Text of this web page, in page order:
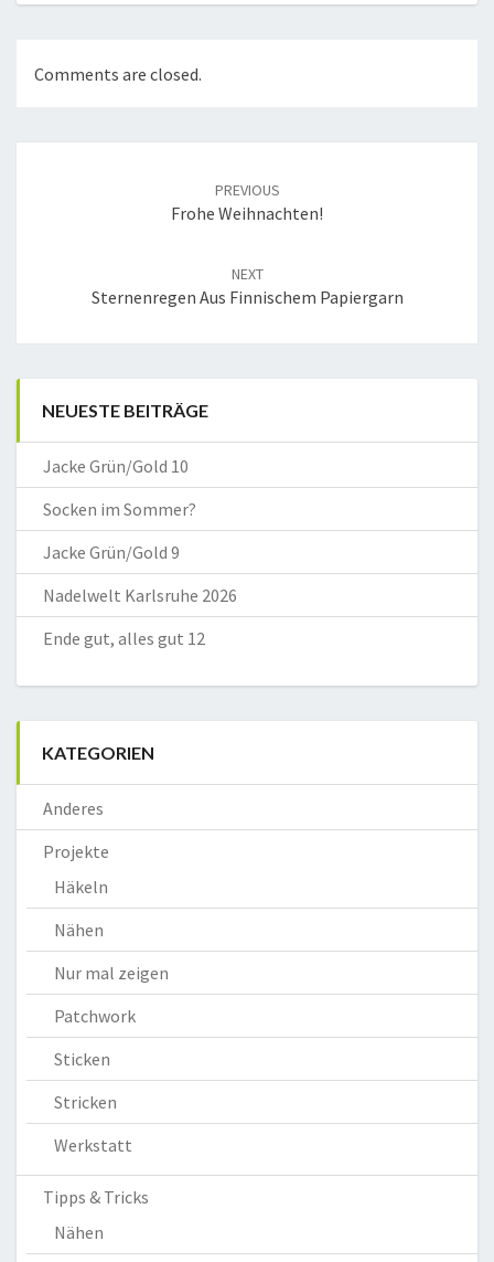
Comments are closed.
PREVIOUS
Frohe Weihnachten!
NEXT
Sternenregen Aus Finnischem Papiergarn
NEUESTE BEITRÄGE
Jacke Grün/Gold 10
Socken im Sommer?
Jacke Grün/Gold 9
Nadelwelt Karlsruhe 2026
Ende gut, alles gut 12
KATEGORIEN
Anderes
Projekte
Häkeln
Nähen
Nur mal zeigen
Patchwork
Sticken
Stricken
Werkstatt
Tipps & Tricks
Nähen